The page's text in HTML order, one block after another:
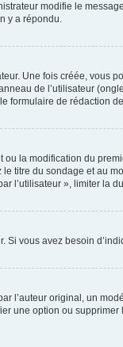
modifie le
y a répondu.
Une fois créée, vous
de l’utilisateur
formulaire de rédaction
la modification du
titre du sondage et au
l’utilisateur », limiter
Si vous avez besoin
l’auteur original, un
une option ou